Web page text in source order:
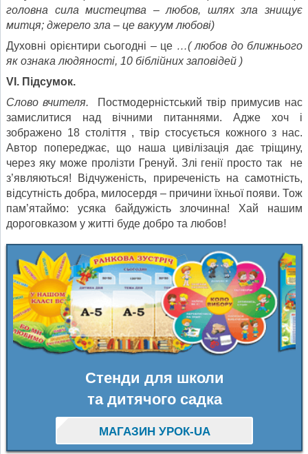
головна сила мистецтва – любов, шлях зла знищує
митця; джерело зла – це вакуум любові)
Духовні орієнтири сьогодні – це …( любов до ближнього
як ознака людяності, 10 біблійних заповідей )
VI. Підсумок.
Слово вчителя. Постмодерністський твір примусив нас
замислитися над вічними питаннями. Адже хоч і
зображено 18 століття , твір стосується кожного з нас.
Автор попереджає, що наша цивілізація дає тріщину,
через яку може пролізти Гренуй. Злі генії просто так не
з’являються! Відчуженість, приреченість на самотність,
відсутність добра, милосердя – причини їхньої появи. Тож
пам’ятаймо: усяка байдужість злочинна! Хай нашим
дороговказом у житті буде добро та любов!
Стенди для школи
та дитячого садка
МАГАЗИН УРОК-UA